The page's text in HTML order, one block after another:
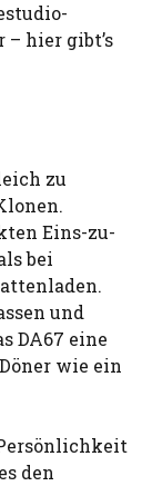
hier gibt’s
zu
Eins-zu-
bei
und
DA67 eine
wie ein
den